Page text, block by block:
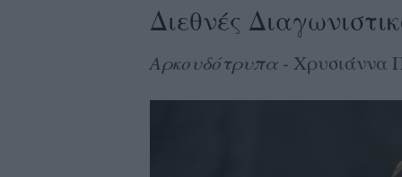
Διεθνές
Αρκουδότρυπα - Χρυσιάννα